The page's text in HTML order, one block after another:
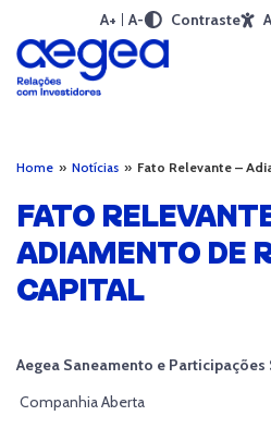
A+ A- Contraste
Home » Notícias » Fato Relevante –
FATO
ADIAMENTO DE
CAPITAL
Aegea Saneamento e Participações
Companhia Aberta